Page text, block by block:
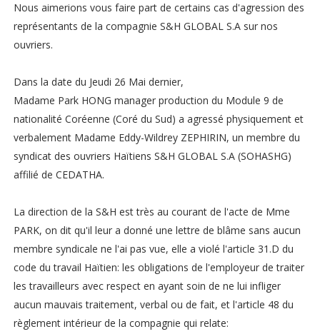
Nous aimerions vous faire part de certains cas d'agression des
représentants de la compagnie S&H GLOBAL S.A sur nos
ouvriers.
Dans la date du Jeudi 26 Mai dernier,
Madame Park HONG manager production du Module 9 de
nationalité Coréenne (Coré du Sud) a agressé physiquement et
verbalement Madame Eddy-Wildrey ZEPHIRIN, un membre du
syndicat des ouvriers Haïtiens S&H GLOBAL S.A (SOHASHG)
affilié de CEDATHA.
La direction de la S&H est très au courant de l'acte de Mme
PARK, on dit qu'il leur a donné une lettre de blâme sans aucun
membre syndicale ne l'ai pas vue, elle a violé l'article 31.D du
code du travail Haïtien: les obligations de l'employeur de traiter
les travailleurs avec respect en ayant soin de ne lui infliger
aucun mauvais traitement, verbal ou de fait, et l'article 48 du
règlement intérieur de la compagnie qui relate: